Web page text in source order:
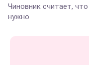
Чиновник считает,
нужно